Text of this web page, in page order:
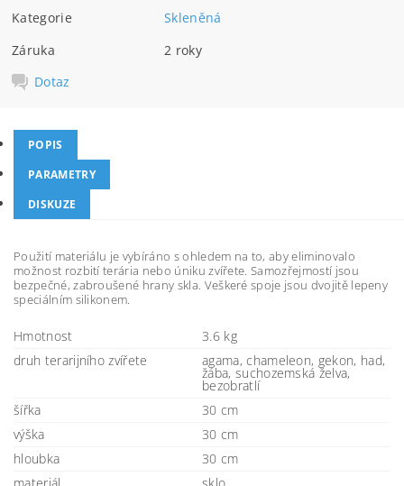
Kategorie
Skleněná
Záruka
2 roky
Dotaz
POPIS
PARAMETRY
DISKUZE
Použití materiálu je vybíráno s ohledem na to, aby eliminovalo
možnost rozbití terária nebo úniku zvířete. Samozřejmostí jsou
bezpečné, zabroušené hrany skla. Veškeré spoje jsou dvojitě lepeny
speciálním silikonem.
Hmotnost
3.6 kg
druh terarijního zvířete
agama, chameleon, gekon, had,
žába, suchozemská želva,
bezobratlí
šířka
30 cm
výška
30 cm
hloubka
30 cm
materiál
sklo